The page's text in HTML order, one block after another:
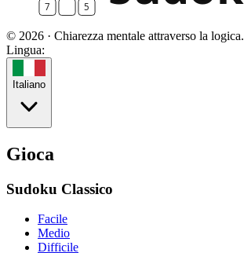
© 2026 · Chiarezza mentale attraverso la logica.
Lingua:
Italiano
Gioca
Sudoku Classico
Facile
Medio
Difficile